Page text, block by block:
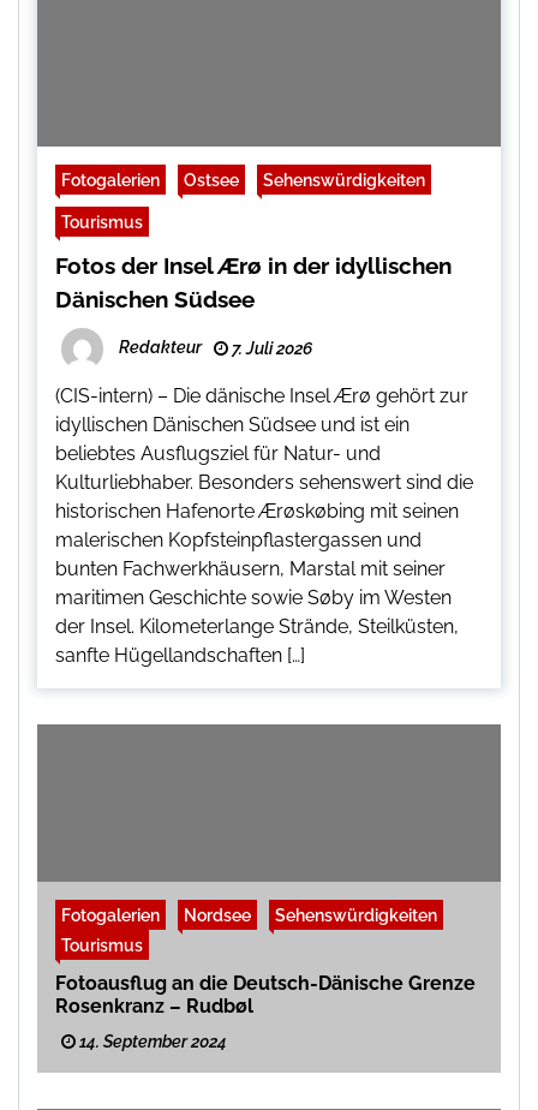
Fotogalerien Ostsee Sehenswürdigkeiten
Tourismus
Fotos der Insel Ærø in der idyllischen
Dänischen Südsee
Redakteur 7. Juli 2026
(CIS-intern) – Die dänische Insel Ærø gehört zur
idyllischen Dänischen Südsee und ist ein
beliebtes Ausflugsziel für Natur- und
Kulturliebhaber. Besonders sehenswert sind die
historischen Hafenorte Ærøskøbing mit seinen
malerischen Kopfsteinpflastergassen und
bunten Fachwerkhäusern, Marstal mit seiner
maritimen Geschichte sowie Søby im Westen
der Insel. Kilometerlange Strände, Steilküsten,
sanfte Hügellandschaften […]
Fotogalerien Nordsee
Sehenswürdigkeiten
Tourismus
Fotoausflug an die Deutsch-Dänische Grenze
Rosenkranz – Rudbøl
14. September 2024